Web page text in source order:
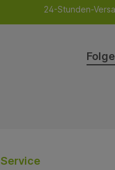
24-Stunden-
Service